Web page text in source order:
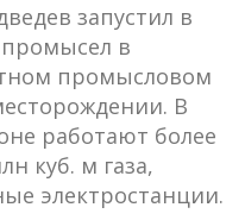
запустил в
в
промысловом
В
работают более
куб. м газа,
электростанции.